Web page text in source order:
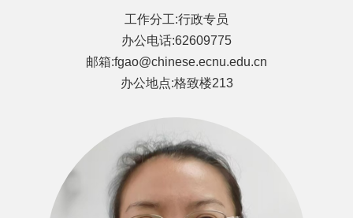
工作分工:行政专员
办公电话:62609775
邮箱:fgao@chinese.ecnu.edu.cn
办公地点:格致楼213